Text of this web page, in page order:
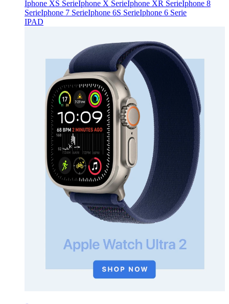
Iphone XS SerieIphone X SerieIphone XR SerieIphone 8
SerieIphone 7 SerieIphone 6S SerieIphone 6 Serie
IPAD